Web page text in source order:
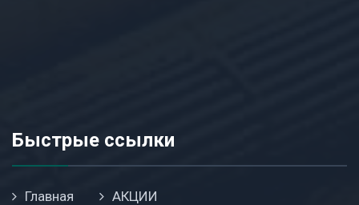
Быстрые ссылки
Главная
АКЦИИ